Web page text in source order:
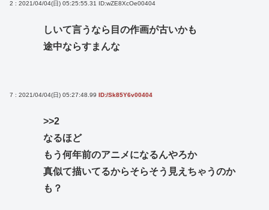
2 : 2021/04/04(日) 05:25:55.31 ID:wZE8XcOe00404
しいて言うなら目の作画が古いかも
途中ならすまんな
7 : 2021/04/04(日) 05:27:48.99 ID:/Sk85Y6v00404
>>2
なるほど
もう何年前のアニメになるんやろか
真似て描いてるからそらそう見えちゃうのか
も？